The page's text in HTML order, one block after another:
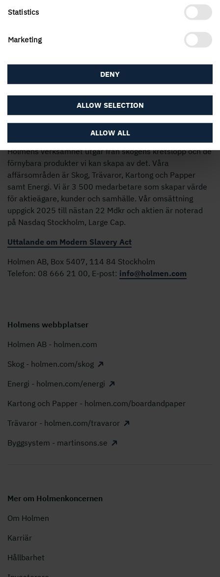
Statistics
Marketing
ALLOW ALL
ALLOW SELECTION
DENY
Holmens verksamhet utgår från skogens kretslopp och de
förnybara produkter vi kan skapa av det. Våra
affärsområden är Skog, Trävaror, Kartong och Papper
samt Energi. Vi är 3 500 medarbetare som skapar värde
för aktieägare, kunder och samhälle. Vår omsättning
uppgick 2025 till nästan 22 Mdkr och aktien är noterad
på Nasdaq Stockholm, Large Cap.
Uttalande om Modern Slavery Act
Holmen AB, Box 5407, 114 84 Stockholm
Telefon: 08 666 21 00, E-post: info@holmen.com
Holmens webbplatser
Holmen AB - holmen.com
Skog - holmen.com/skog
Energi - holmen.com/energi
Kartong och Papper - holmen.com/boardandpaper
Trävaror - holmen.com/travaror
Byggsystem - martinsons.se
Mer om Holmenkoncernen
Om Holmen
Karriär
Hållbarhet